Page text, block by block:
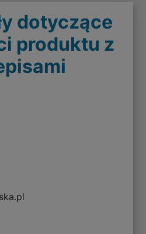
dotyczące
produktu z